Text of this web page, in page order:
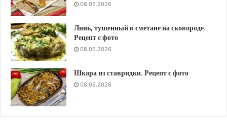
08.05.2026
Линь, тушенный в сметане на сковороде.
Рецепт с фото
08.05.2026
Шкара из ставридки. Рецепт с фото
08.05.2026